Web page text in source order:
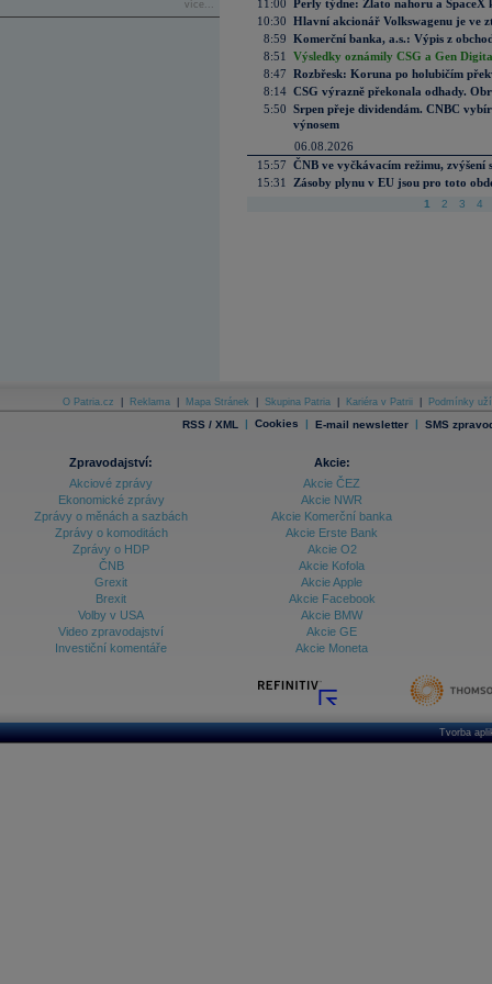
více...
11:00 Perly týdne: Zlato nahoru a SpaceX
10:30 Hlavní akcionář Volkswagenu je ve
8:59 Komerční banka, a.s.: Výpis z
8:51
Výsledky oznámily CSG a Gen
8:47 Rozbřesk: Koruna po holubičím
8:14 CSG výrazně překonala odhady.
5:50 Srpen přeje dividendám. CNBC
výnosem
06.08.2026
15:57 ČNB ve vyčkávacím režimu, zvýšení
15:31
Zásoby plynu v EU jsou pro toto
1 2 3 4
O Patria.cz Reklama Mapa Stránek Skupina Patria Kariéra v Patrii Podmínky
RSS / XML | Cookies | E-mail newsletter | SMS
Zpravodajství:
Akciové zprávy
Ekonomické zprávy
Zprávy o měnách a sazbách
Zprávy o komoditách
Zprávy o HDP
ČNB
Grexit
Brexit
Volby v USA
Video zpravodajství
Investiční komentáře
Akcie:
Akcie ČEZ
Akcie NWR
Akcie Komerční banka
Akcie Erste Bank
Akcie O2
Akcie Kofola
Akcie Apple
Akcie Facebook
Akcie BMW
Akcie GE
Akcie Moneta
Tvorba